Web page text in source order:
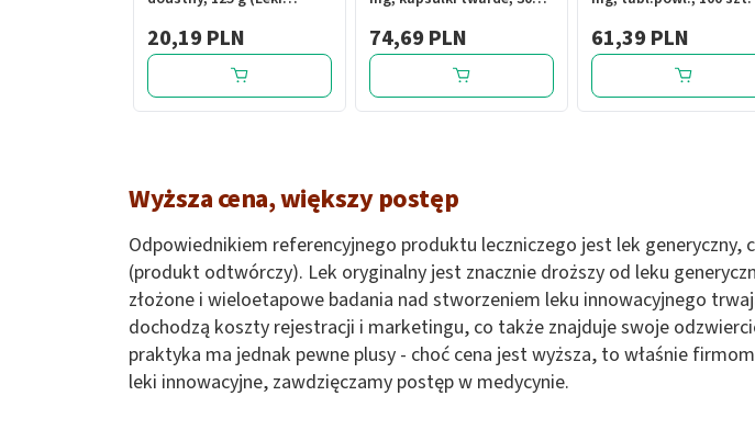
20,19 PLN 74,69 PLN 61,39 PLN
Wyższa cena, większy postęp
Odpowiednikiem referencyjnego produktu leczniczego jest lek generyczny,
(produkt odtwórczy). Lek oryginalny jest znacznie droższy od leku
złożone i wieloetapowe badania nad stworzeniem leku innowacyjnego
dochodzą koszty rejestracji i marketingu, co także znajduje swoje
praktyka ma jednak pewne plusy - choć cena jest wyższa, to właśnie
leki innowacyjne, zawdzięczamy postęp w medycynie.